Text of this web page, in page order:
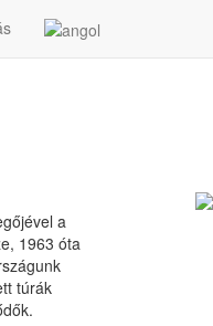
a
1963 óta
túrák